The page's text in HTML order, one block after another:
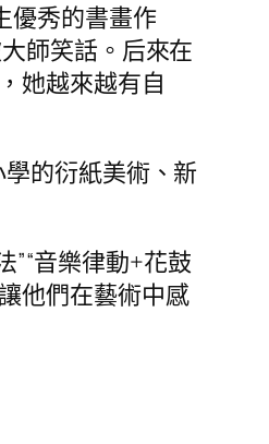
優秀的書畫作
師笑話。后來在
她越來越有自
的衍紙美術、新
”“音樂律動+花鼓
他們在藝術中感